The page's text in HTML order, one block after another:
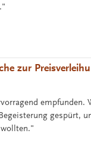
zur
gespürt,